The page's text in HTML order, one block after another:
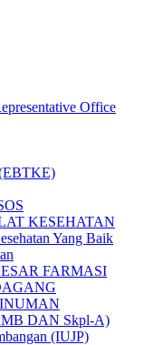
Office
KESEHATAN
Yang Baik
FARMASI
DAN Skpl-A)
(IUJP)